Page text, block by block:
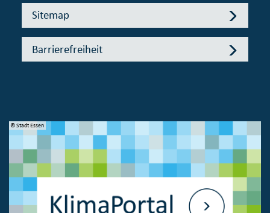
Sitemap
Barrierefreiheit
© Stadt Essen